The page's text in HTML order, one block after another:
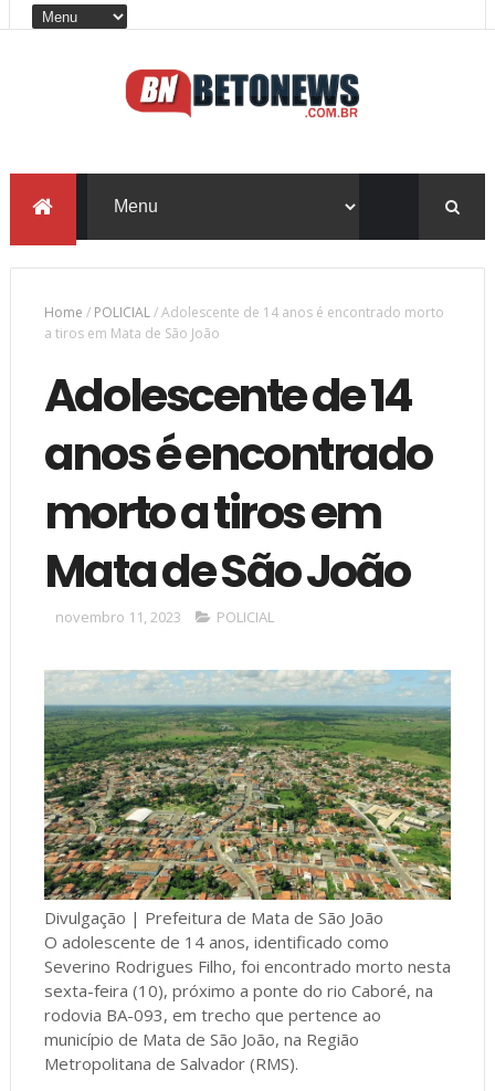
Home / POLICIAL/Adolescente de 14 anos é encontrado morto
a tiros em Mata de São João
Adolescente de 14
anos é encontrado
morto a tiros em
Mata de São João
novembro 11, 2023 POLICIAL
Divulgação | Prefeitura de Mata de São João
O adolescente de 14 anos, identificado como
Severino Rodrigues Filho, foi encontrado morto nesta
sexta-feira (10), próximo a ponte do rio Caboré, na
rodovia BA-093, em trecho que pertence ao
município de Mata de São João, na Região
Metropolitana de Salvador (RMS).